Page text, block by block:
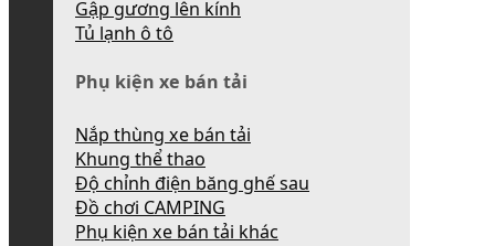
Gập gương lên kính
Tủ lạnh ô tô
Phụ kiện xe bán tải
Nắp thùng xe bán tải
Khung thể thao
Độ chỉnh điện băng ghế sau
Đồ chơi CAMPING
Phụ kiện xe bán tải khác